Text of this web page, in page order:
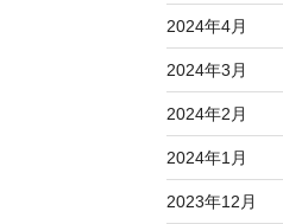
2024年4月
2024年3月
2024年2月
2024年1月
2023年12月